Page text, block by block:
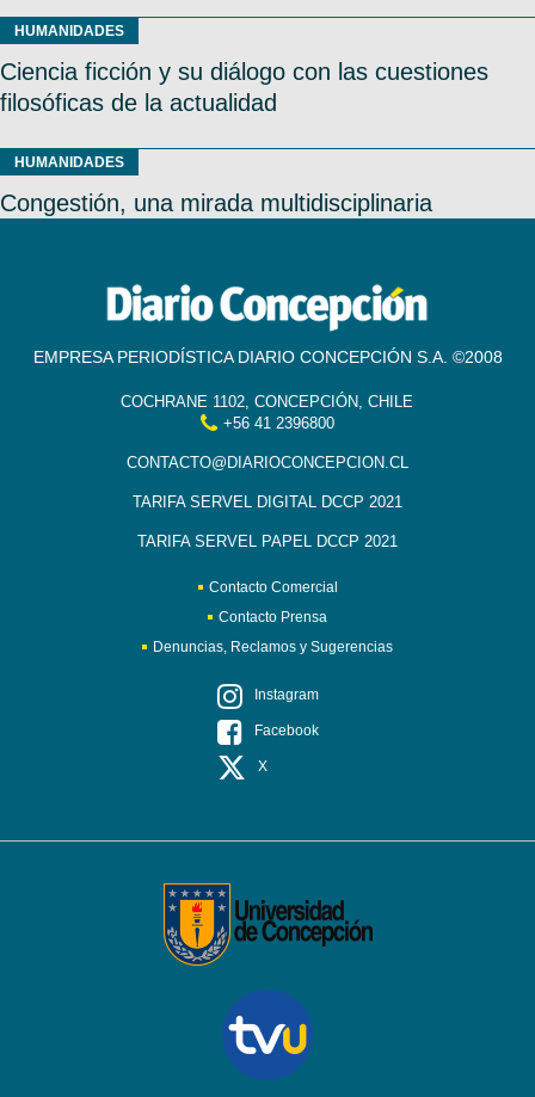
HUMANIDADES
Ciencia ficción y su diálogo con las cuestiones
filosóficas de la actualidad
HUMANIDADES
Congestión, una mirada multidisciplinaria
EMPRESA PERIODÍSTICA DIARIO CONCEPCIÓN S.A. ©2008
COCHRANE 1102, CONCEPCIÓN, CHILE
+56 41 2396800
CONTACTO@DIARIOCONCEPCION.CL
TARIFA SERVEL DIGITAL DCCP 2021
TARIFA SERVEL PAPEL DCCP 2021
Contacto Comercial
Contacto Prensa
Denuncias, Reclamos y Sugerencias
Instagram
Facebook
X